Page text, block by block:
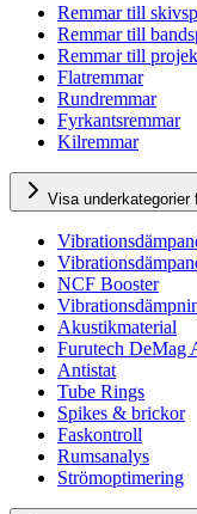
Remmar till
Remmar till
Remmar till
Flatremmar
Rundremmar
Fyrkantsremmar
Kilremmar
Visa underkategorier
NCF Booster
Akustikmaterial
Furutech DeMag
Antistat
Tube Rings
Spikes & brickor
Faskontroll
Rumsanalys
Strömoptimering